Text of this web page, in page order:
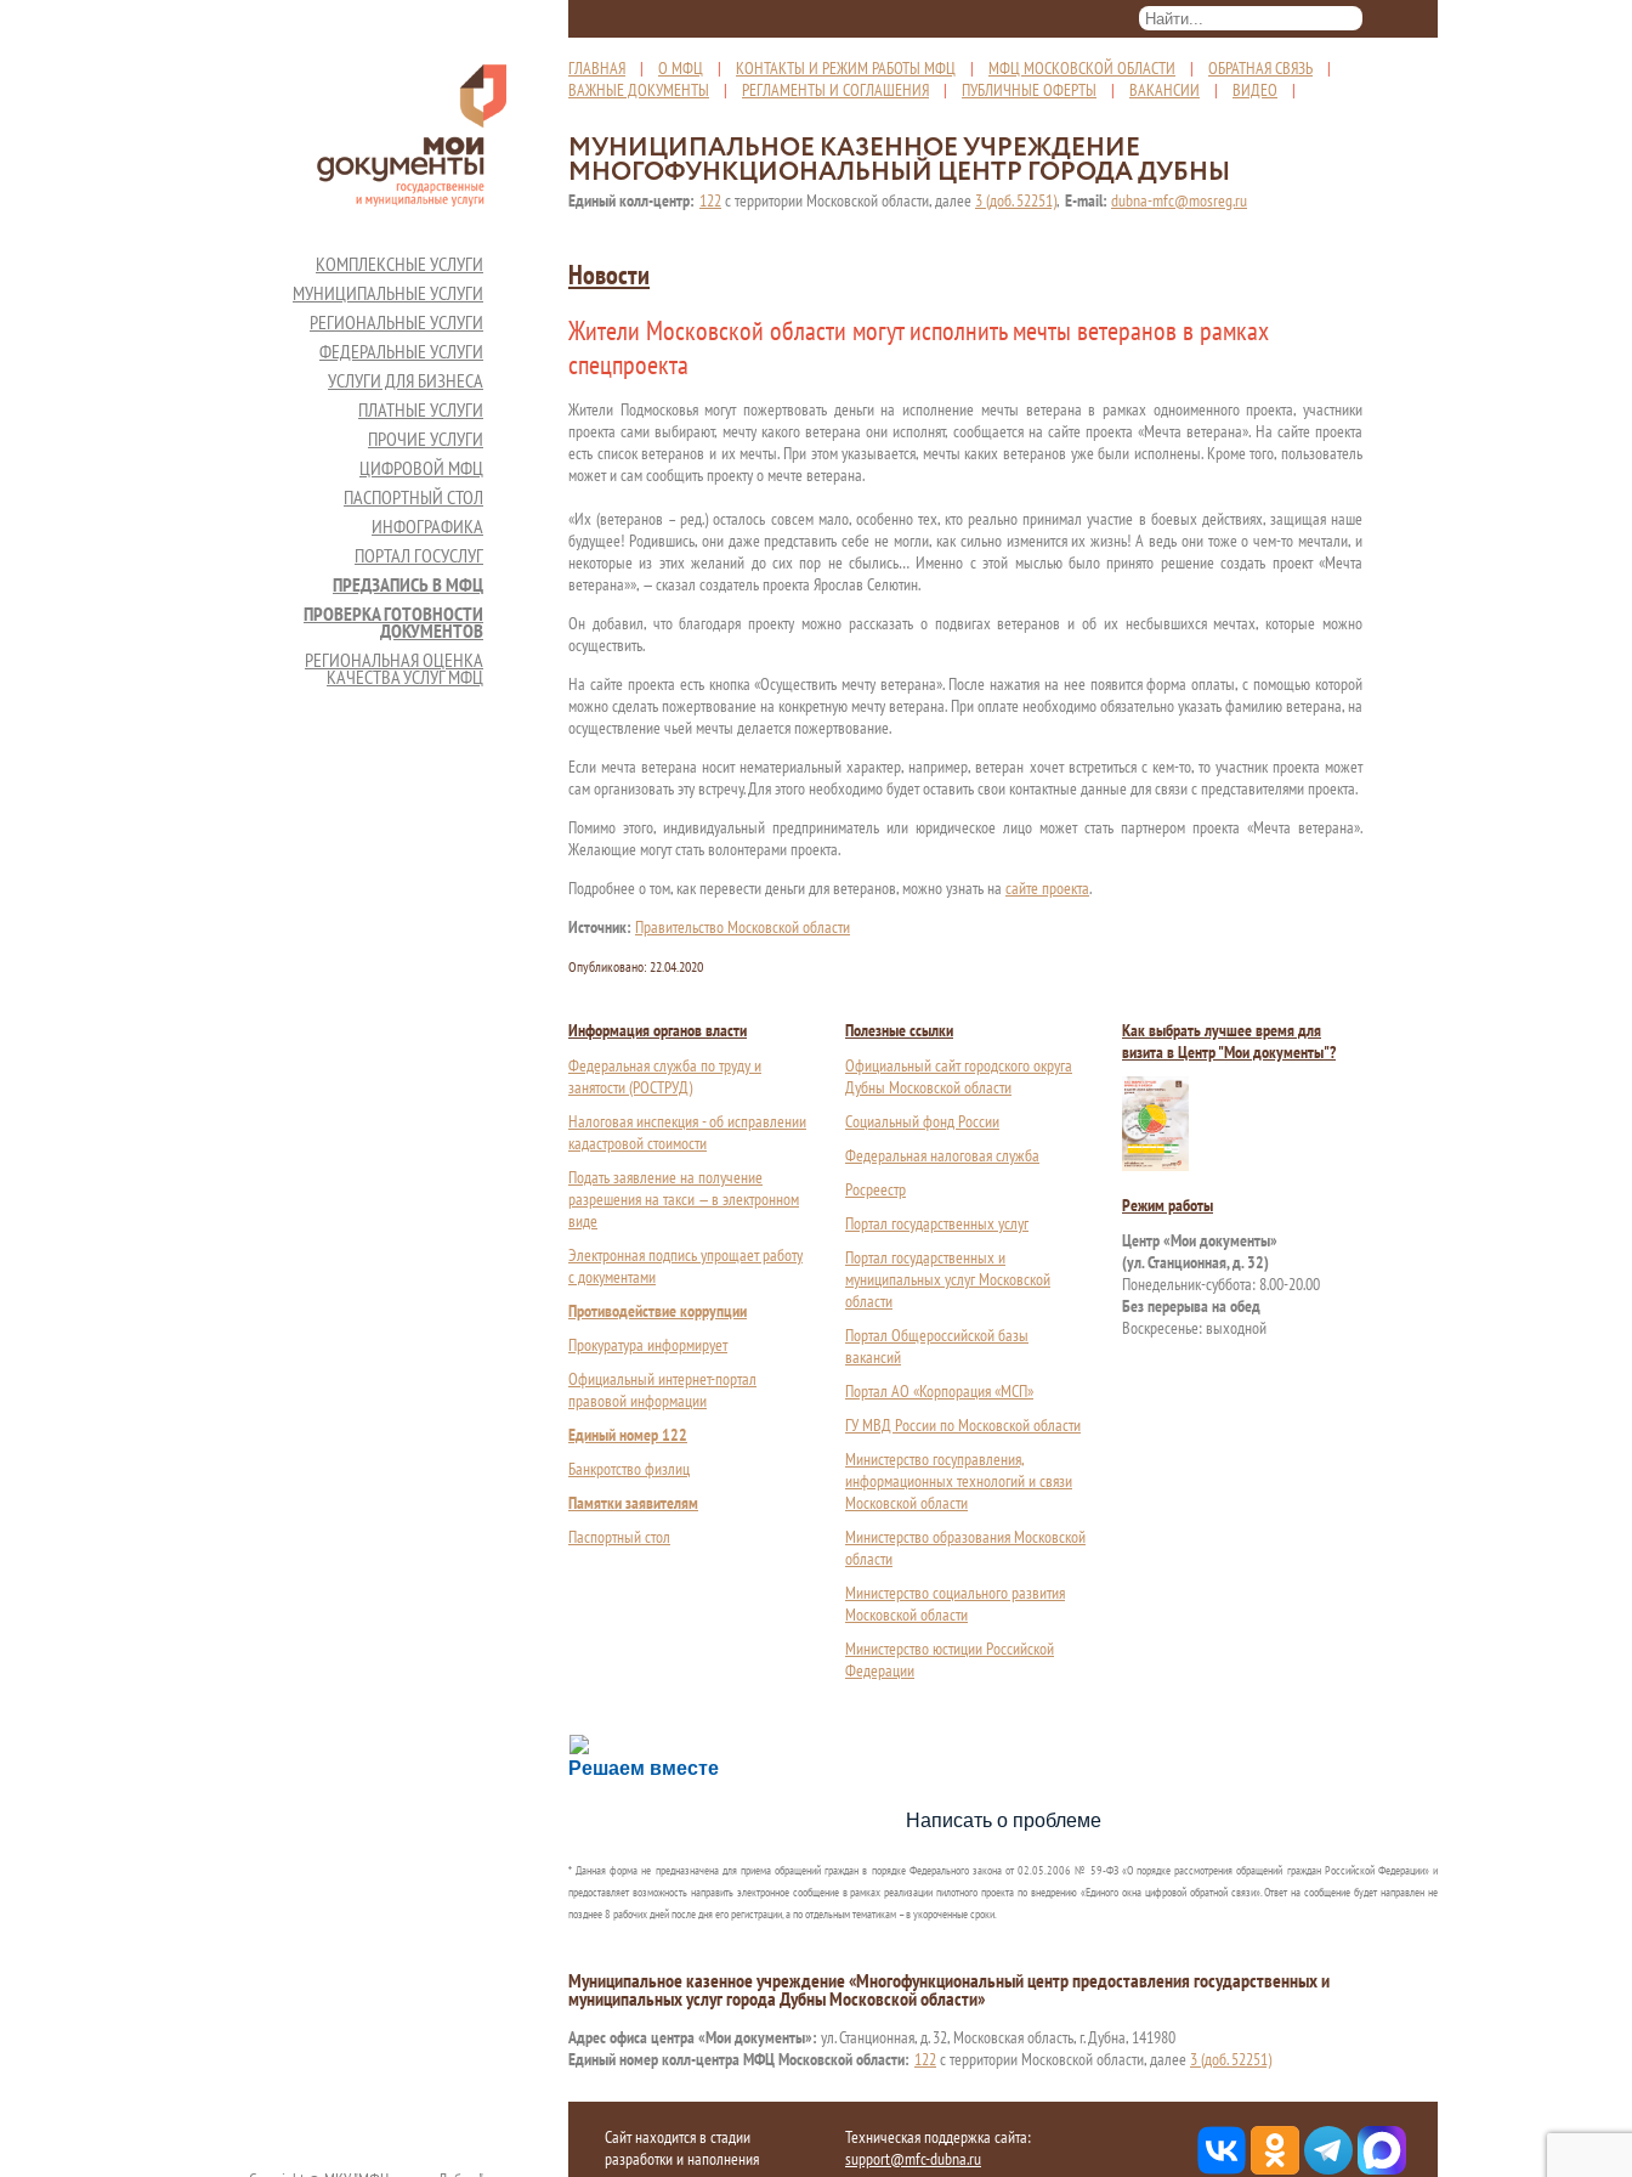
ГЛАВНАЯ | О МФЦ | КОНТАКТЫ И РЕЖИМ РАБОТЫ МФЦ | МФЦ МОСКОВСКОЙ ОБЛАСТИ | ОБРАТНАЯ СВЯЗЬ |
ВАЖНЫЕ ДОКУМЕНТЫ | РЕГЛАМЕНТЫ И СОГЛАШЕНИЯ | ПУБЛИЧНЫЕ ОФЕРТЫ | ВАКАНСИИ | ВИДЕО |
МУНИЦИПАЛЬНОЕ КАЗЕННОЕ УЧРЕЖДЕНИЕ
МНОГОФУНКЦИОНАЛЬНЫЙ ЦЕНТР ГОРОДА ДУБНЫ
Единый колл-центр: 122с территории Московской области, далее 3 (доб. 52251), E-mail: dubna-mfc@mosreg.ru
КОМПЛЕКСНЫЕ УСЛУГИ
МУНИЦИПАЛЬНЫЕ УСЛУГИ
РЕГИОНАЛЬНЫЕ УСЛУГИ
ФЕДЕРАЛЬНЫЕ УСЛУГИ
УСЛУГИ ДЛЯ БИЗНЕСА
ПЛАТНЫЕ УСЛУГИ
ПРОЧИЕ УСЛУГИ
ЦИФРОВОЙ МФЦ
ПАСПОРТНЫЙ СТОЛ
ИНФОГРАФИКА
ПОРТАЛ ГОСУСЛУГ
ПРЕДЗАПИСЬ В МФЦ
ПРОВЕРКА ГОТОВНОСТИ
ДОКУМЕНТОВ
РЕГИОНАЛЬНАЯ ОЦЕНКА
КАЧЕСТВА УСЛУГ МФЦ
Новости
Жители Московской области могут исполнить мечты ветеранов в рамках
спецпроекта
Жители Подмосковья могут пожертвовать деньги на исполнение мечты ветерана в рамках одноименного проекта, участники
проекта сами выбирают, мечту какого ветерана они исполнят, сообщается на сайте проекта «Мечта ветерана». На сайте проекта
есть список ветеранов и их мечты. При этом указывается, мечты каких ветеранов уже были исполнены. Кроме того, пользователь
может и сам сообщить проекту о мечте ветерана.
«Их (ветеранов – ред.) осталось совсем мало, особенно тех, кто реально принимал участие в боевых действиях, защищая наше
будущее! Родившись, они даже представить себе не могли, как сильно изменится их жизнь! А ведь они тоже о чем-то мечтали, и
некоторые из этих желаний до сих пор не сбылись… Именно с этой мыслью было принято решение создать проект «Мечта
ветерана»», — сказал создатель проекта Ярослав Селютин.
Он добавил, что благодаря проекту можно рассказать о подвигах ветеранов и об их несбывшихся мечтах, которые можно
осуществить.
На сайте проекта есть кнопка «Осуществить мечту ветерана». После нажатия на нее появится форма оплаты, с помощью которой
можно сделать пожертвование на конкретную мечту ветерана. При оплате необходимо обязательно указать фамилию ветерана, на
осуществление чьей мечты делается пожертвование.
Если мечта ветерана носит нематериальный характер, например, ветеран хочет встретиться с кем-то, то участник проекта может
сам организовать эту встречу. Для этого необходимо будет оставить свои контактные данные для связи с представителями проекта.
Помимо этого, индивидуальный предприниматель или юридическое лицо может стать партнером проекта «Мечта ветерана».
Желающие могут стать волонтерами проекта.
Подробнее о том, как перевести деньги для ветеранов, можно узнать на сайте проекта.
Источник: Правительство Московской области
Опубликовано: 22.04.2020
Информация органов власти
Федеральная служба по труду и
занятости (РОСТРУД)
Налоговая инспекция - об исправлении
кадастровой стоимости
Подать заявление на получение
разрешения на такси — в электронном
виде
Электронная подпись упрощает работу
с документами
Противодействие коррупции
Прокуратура информирует
Официальный интернет-портал
правовой информации
Единый номер 122
Банкротство физлиц
Памятки заявителям
Паспортный стол
Полезные ссылки
Официальный сайт городского округа
Дубны Московской области
Социальный фонд России
Федеральная налоговая служба
Росреестр
Портал государственных услуг
Портал государственных и
муниципальных услуг Московской
области
Портал Общероссийской базы
вакансий
Портал АО «Корпорация «МСП»
ГУ МВД России по Московской области
Министерство госуправления,
информационных технологий и связи
Московской области
Министерство образования Московской
области
Министерство социального развития
Московской области
Министерство юстиции Российской
Федерации
Как выбрать лучшее время для
визита в Центр "Мои документы"?
Режим работы
Центр «Мои документы»
(ул. Станционная, д. 32)
Понедельник-суббота: 8.00-20.00
Без перерыва на обед
Воскресенье: выходной
Решаем вместе
Сложности с получением социальной выплаты или пособия?
Сообщите об этом
Написать о проблеме
* Данная форма не предназначена для приема обращений граждан в порядке Федерального закона от 02.05.2006 № 59-ФЗ «О порядке рассмотрения обращений граждан Российской Федерации» и
предоставляет возможность направить электронное сообщение в рамках реализации пилотного проекта по внедрению «Единого окна цифровой обратной связи». Ответ на сообщение будет направлен не
позднее 8 рабочих дней после дня его регистрации, а по отдельным тематикам – в укороченные сроки.
Муниципальное казенное учреждение «Многофункциональный центр предоставления государственных и
муниципальных услуг города Дубны Московской области»
Адрес офиса центра «Мои документы»: ул. Станционная, д. 32, Московская область, г. Дубна, 141980
Единый номер колл-центра МФЦ Московской области: 122с территории Московской области, далее 3 (доб. 52251)
Сайт находится в стадии
разработки и наполнения
Техническая поддержка сайта:
support@mfc-dubna.ru